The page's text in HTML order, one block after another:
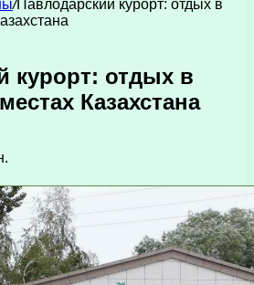
/Павлодарский курорт: отдых в
курорт: отдых в
Казахстана